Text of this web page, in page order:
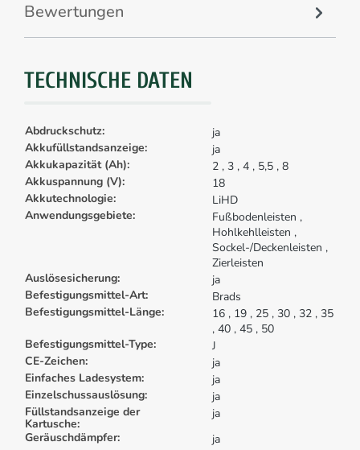
Bewertungen
TECHNISCHE DATEN
Abdruckschutz:
ja
Akkufüllstandsanzeige:
ja
Akkukapazität (Ah):
2 , 3 , 4 , 5,5 , 8
Akkuspannung (V):
18
Akkutechnologie:
LiHD
Anwendungsgebiete:
Fußbodenleisten ,
Hohlkehlleisten ,
Sockel-/Deckenleisten ,
Zierleisten
Auslösesicherung:
ja
Befestigungsmittel-Art:
Brads
Befestigungsmittel-Länge:
16 , 19 , 25 , 30 , 32 , 35
, 40 , 45 , 50
Befestigungsmittel-Type:
J
CE-Zeichen:
ja
Einfaches Ladesystem:
ja
Einzelschussauslösung:
ja
Füllstandsanzeige der
Kartusche:
ja
Geräuschdämpfer:
ja